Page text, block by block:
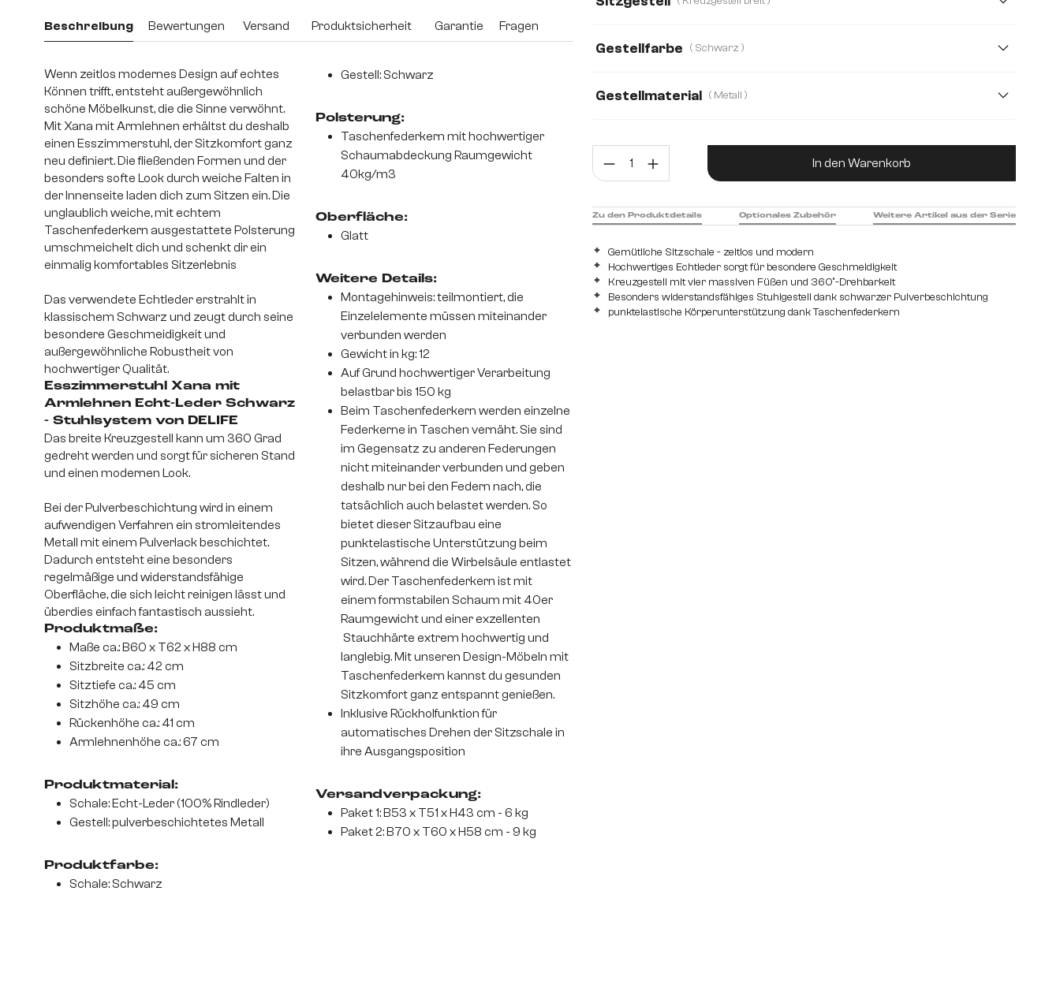
Gestellfarbe ( Schwarz )
Gestellmaterial ( Metall )
Produkt Anzahl: Gib den gewünschten Wert
In den Warenkorb
Gemütliche Sitzschale - zeitlos und modern
Hochwertiges Echtleder sorgt für besondere Geschmeidigkeit
Kreuzgestell mit vier massiven Füßen und 360°-Drehbarkeit
Besonders widerstandsfähiges Stuhlgestell dank schwarzer Pulverbeschichtung
punktelastische Körperunterstützung dank Taschenfederkern
Zu den Produktdetails Optionales Zubehör Weitere Artikel aus der Serie
Beschreibung Bewertungen Versand Produktsicherheit Garantie Fragen
Wenn zeitlos modernes Design auf echtes
Können trifft, entsteht außergewöhnlich
schöne Möbelkunst, die die Sinne verwöhnt.
Mit Xana mit Armlehnen erhältst du deshalb
einen Esszimmerstuhl, der Sitzkomfort ganz
neu definiert. Die fließenden Formen und der
besonders softe Look durch weiche Falten in
der Innenseite laden dich zum Sitzen ein. Die
unglaublich weiche, mit echtem
Taschenfederkern ausgestattete Polsterung
umschmeichelt dich und schenkt dir ein
einmalig komfortables Sitzerlebnis
Das verwendete Echtleder erstrahlt in
klassischem Schwarz und zeugt durch seine
besondere Geschmeidigkeit und
außergewöhnliche Robustheit von
hochwertiger Qualität.
Esszimmerstuhl Xana mit
Armlehnen Echt-Leder Schwarz
- Stuhlsystem von DELIFE
Das breite Kreuzgestell kann um 360 Grad
gedreht werden und sorgt für sicheren Stand
und einen modernen Look.
Bei der Pulverbeschichtung wird in einem
aufwendigen Verfahren ein stromleitendes
Metall mit einem Pulverlack beschichtet.
Dadurch entsteht eine besonders
regelmäßige und widerstandsfähige
Oberfläche, die sich leicht reinigen lässt und
überdies einfach fantastisch aussieht.
Produktmaße:
Maße ca.: B60 x T62 x H88 cm
Sitzbreite ca.: 42 cm
Sitztiefe ca.: 45 cm
Sitzhöhe ca.: 49 cm
Rückenhöhe ca.: 41 cm
Armlehnenhöhe ca.: 67 cm
Produktmaterial:
Schale: Echt-Leder (100% Rindleder)
Gestell: pulverbeschichtetes Metall
Produktfarbe:
Schale: Schwarz
Gestell: Schwarz
Polsterung:
Taschenfederkern mit hochwertiger
Schaumabdeckung Raumgewicht
40kg/m3
Oberfläche:
Glatt
Weitere Details:
Montagehinweis: teilmontiert, die
Einzelelemente müssen miteinander
verbunden werden
Gewicht in kg: 12
Auf Grund hochwertiger Verarbeitung
belastbar bis 150 kg
Beim Taschenfederkern werden einzelne
Federkerne in Taschen vernäht. Sie sind
im Gegensatz zu anderen Federungen
nicht miteinander verbunden und geben
deshalb nur bei den Federn nach, die
tatsächlich auch belastet werden. So
bietet dieser Sitzaufbau eine
punktelastische Unterstützung beim
Sitzen, während die Wirbelsäule entlastet
wird. Der Taschenfederkern ist mit
einem formstabilen Schaum mit 40er
Raumgewicht und einer exzellenten
Stauchhärte extrem hochwertig und
langlebig. Mit unseren Design-Möbeln mit
Taschenfederkern kannst du gesunden
Sitzkomfort ganz entspannt genießen.
Inklusive Rückholfunktion für
automatisches Drehen der Sitzschale in
ihre Ausgangsposition
Versandverpackung:
Paket 1: B53 x T51 x H43 cm - 6 kg
Paket 2: B70 x T60 x H58 cm - 9 kg